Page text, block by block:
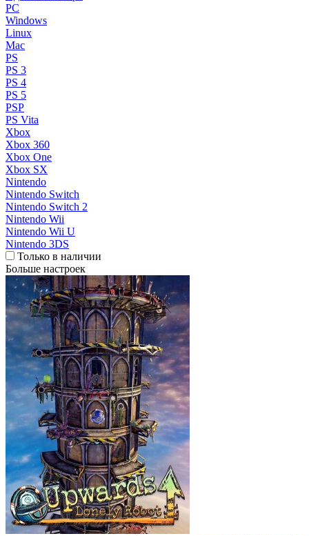
PC
Windows
Linux
Mac
PS
PS 3
PS 4
PS 5
PSP
PS Vita
Xbox
Xbox 360
Xbox One
Xbox SX
Nintendo
Nintendo Switch
Nintendo Switch 2
Nintendo Wii
Nintendo Wii U
Nintendo 3DS
Только в наличии
Больше настроек